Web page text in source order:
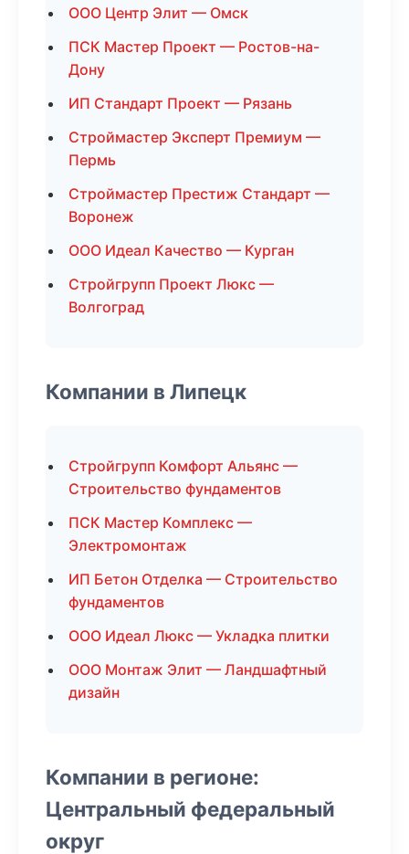
ООО Центр Элит — Омск
ПСК Мастер Проект — Ростов-на-
Дону
ИП Стандарт Проект — Рязань
Строймастер Эксперт Премиум —
Пермь
Строймастер Престиж Стандарт —
Воронеж
ООО Идеал Качество — Курган
Стройгрупп Проект Люкс —
Волгоград
Компании в Липецк
Стройгрупп Комфорт Альянс —
Строительство фундаментов
ПСК Мастер Комплекс —
Электромонтаж
ИП Бетон Отделка — Строительство
фундаментов
ООО Идеал Люкс — Укладка плитки
ООО Монтаж Элит — Ландшафтный
дизайн
Компании в регионе:
Центральный федеральный
округ